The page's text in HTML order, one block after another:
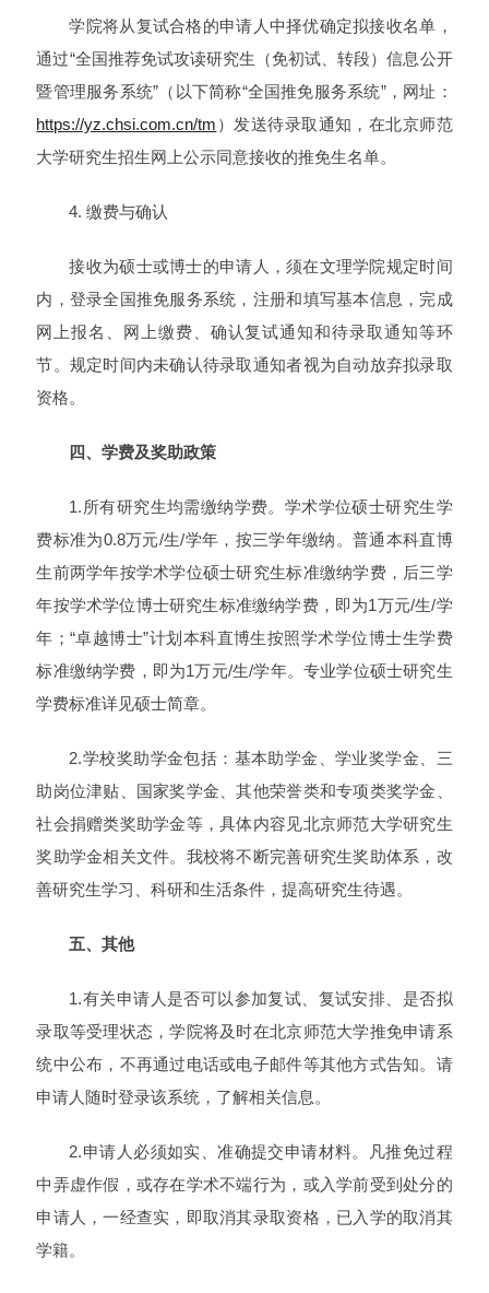
学院将从复试合格的申请人中择优确定拟接收名单，
通过“全国推荐免试攻读研究生（免初试、转段）信息公开
暨管理服务系统”（以下简称“全国推免服务系统”，网址：
https://yz.chsi.com.cn/tm ）发送待录取通知，在北京师范
大学研究生招生网上公示同意接收的推免生名单。
4. 缴费与确认
接收为硕士或博士的申请人，须在文理学院规定时间
内，登录全国推免服务系统，注册和填写基本信息，完成
网上报名、网上缴费、确认复试通知和待录取通知等环
节。规定时间内未确认待录取通知者视为自动放弃拟录取
资格。
四、学费及奖助政策
1.所有研究生均需缴纳学费。学术学位硕士研究生学
费标准为0.8万元/生/学年，按三学年缴纳。普通本科直博
生前两学年按学术学位硕士研究生标准缴纳学费，后三学
年按学术学位博士研究生标准缴纳学费，即为1万元/生/学
年；“卓越博士”计划本科直博生按照学术学位博士生学费
标准缴纳学费，即为1万元/生/学年。专业学位硕士研究生
学费标准详见硕士简章。
2.学校奖助学金包括：基本助学金、学业奖学金、三
助岗位津贴、国家奖学金、其他荣誉类和专项类奖学金、
社会捐赠类奖助学金等，具体内容见北京师范大学研究生
奖助学金相关文件。我校将不断完善研究生奖助体系，改
善研究生学习、科研和生活条件，提高研究生待遇。
五、其他
1.有关申请人是否可以参加复试、复试安排、是否拟
录取等受理状态，学院将及时在北京师范大学推免申请系
统中公布，不再通过电话或电子邮件等其他方式告知。请
申请人随时登录该系统，了解相关信息。
2.申请人必须如实、准确提交申请材料。凡推免过程
中弄虚作假，或存在学术不端行为，或入学前受到处分的
申请人，一经查实，即取消其录取资格，已入学的取消其
学籍。